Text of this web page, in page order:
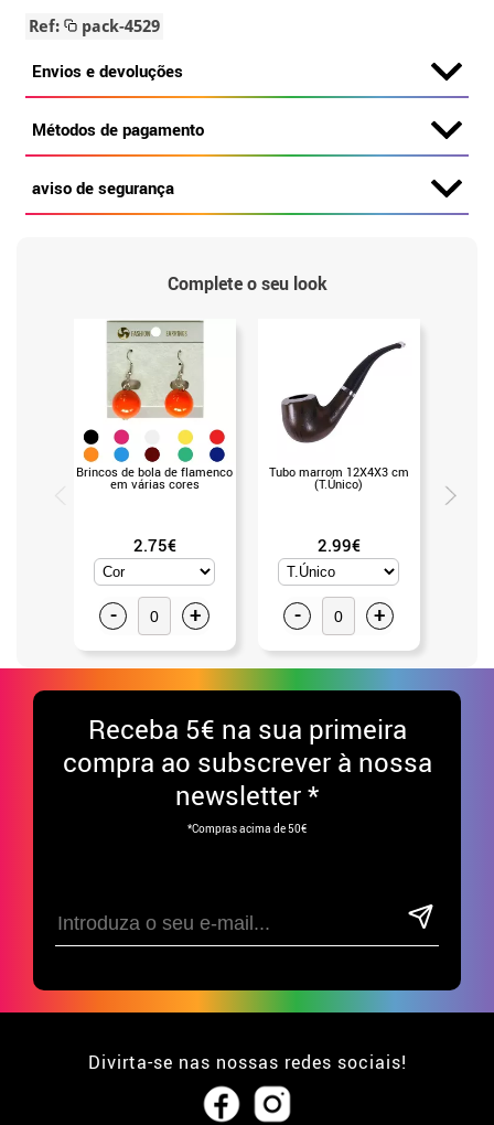
Ref: pack-4529
Envios e devoluções
Métodos de pagamento
aviso de segurança
Complete o seu look
Brincos de bola de flamenco
em várias cores
2.75€
- +
Tubo marrom 12X4X3 cm
(T.Único)
2.99€
- +
Receba 5€ na sua primeira
compra ao subscrever à nossa
newsletter *
*Compras acima de 50€
Divirta-se nas nossas redes sociais!